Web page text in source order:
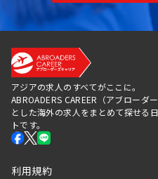
アジアの求人のすべてがここに。
ABROADERS CAREER（アブローダ
とした海外の求人をまとめて探せる
トです。
利用規約